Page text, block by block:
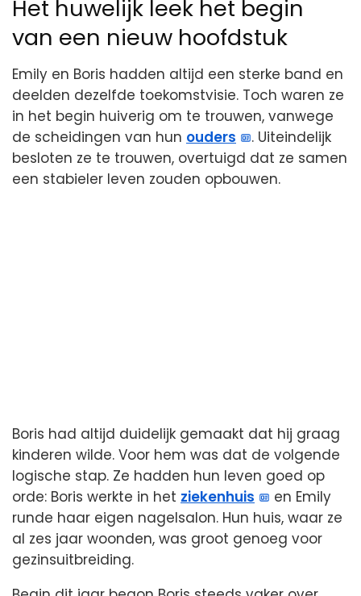
Het huwelijk leek het begin
van een nieuw hoofdstuk
Emily en Boris hadden altijd een sterke band en
deelden dezelfde toekomstvisie. Toch waren ze
in het begin huiverig om te trouwen, vanwege
de scheidingen van hun ouders
. Uiteindelijk
besloten ze te trouwen, overtuigd dat ze samen
een stabieler leven zouden opbouwen.
Boris had altijd duidelijk gemaakt dat hij graag
kinderen wilde. Voor hem was dat de volgende
logische stap. Ze hadden hun leven goed op
orde: Boris werkte in het ziekenhuis
en Emily
runde haar eigen nagelsalon. Hun huis, waar ze
al zes jaar woonden, was groot genoeg voor
gezinsuitbreiding.